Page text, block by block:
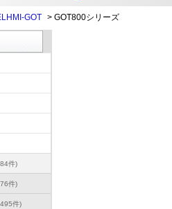
GOT > GOT800シリーズ
件)
件)
件)